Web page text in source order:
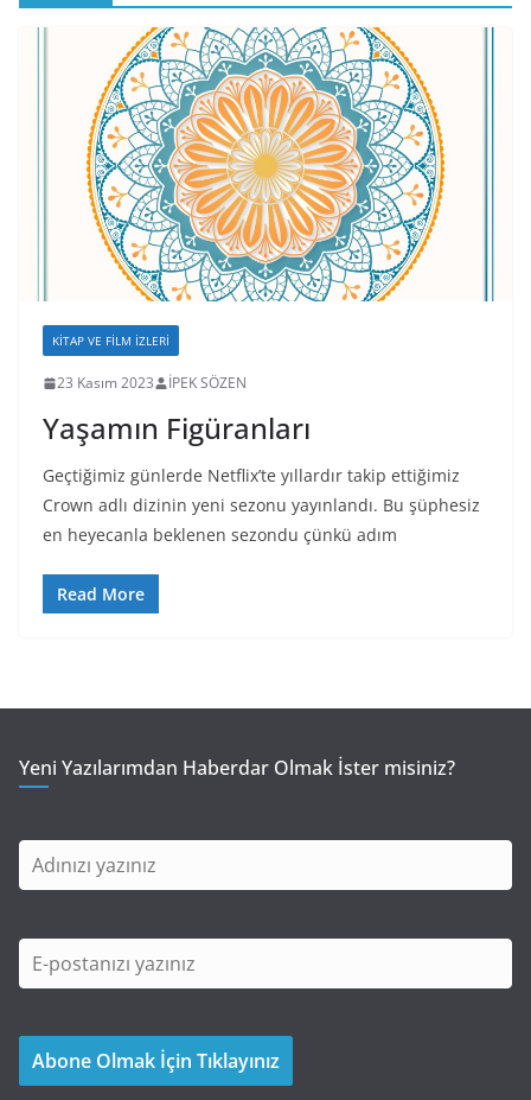
KITAP VE FILM İZLERI
23 Kasım 2023 İPEK SÖZEN
Yaşamın Figüranları
Geçtiğimiz günlerde Netflix’te yıllardır takip ettiğimiz
Crown adlı dizinin yeni sezonu yayınlandı. Bu şüphesiz
en heyecanla beklenen sezondu çünkü adım
Read More
Yeni Yazılarımdan Haberdar Olmak İster misiniz?